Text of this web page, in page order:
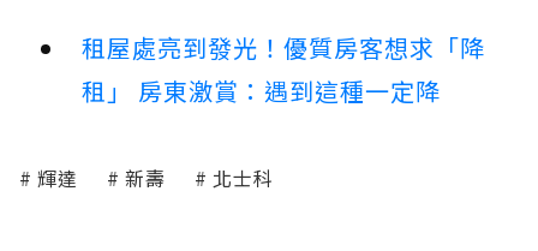
租屋處亮到發光！優質房客想求「降
租」 房東激賞：遇到這種一定降
輝達 新壽 北士科